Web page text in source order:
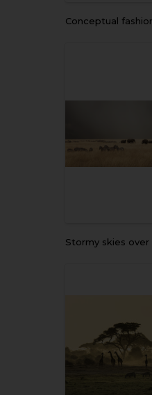
Conceptual fashionable illustration.
Stormy skies over the masai